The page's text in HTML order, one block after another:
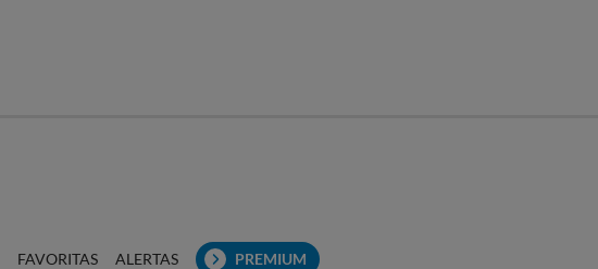
FAVORITAS ALERTAS PREMIUM